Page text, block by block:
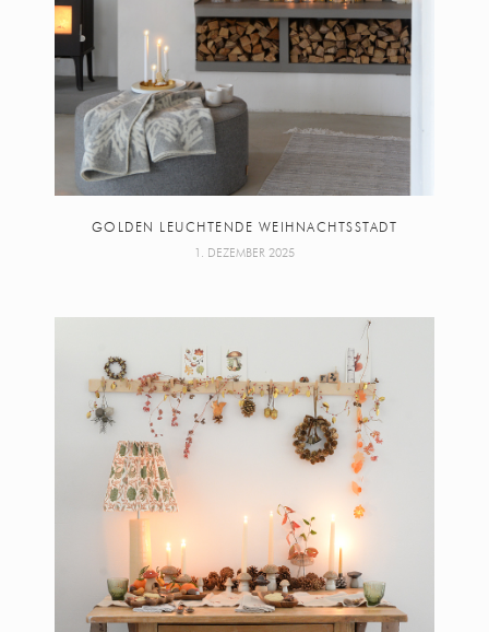
GOLDEN LEUCHTENDE WEIHNACHTSSTADT
1. DEZEMBER 2025